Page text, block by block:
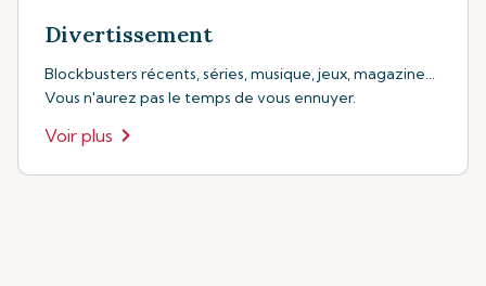
Divertissement
Blockbusters récents, séries, musique, jeux, magazine...
Vous n'aurez pas le temps de vous ennuyer.
Voir plus